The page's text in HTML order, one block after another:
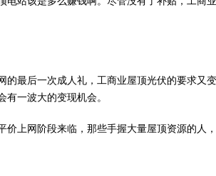
后一次成人礼，工商业屋顶光伏的要求又
一波大的变现机会。
网阶段来临，那些手握大量屋顶资源的人，